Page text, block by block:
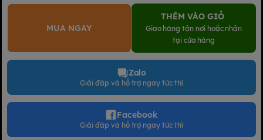
MUA NGAY
THÊM VÀO GIỎ
Giao hàng tận nơi hoặc nhận
tại cửa hàng
Zalo
Giải đáp và hỗ trợ ngay tức thì
Facebook
Giải đáp và hỗ trợ ngay tức thì